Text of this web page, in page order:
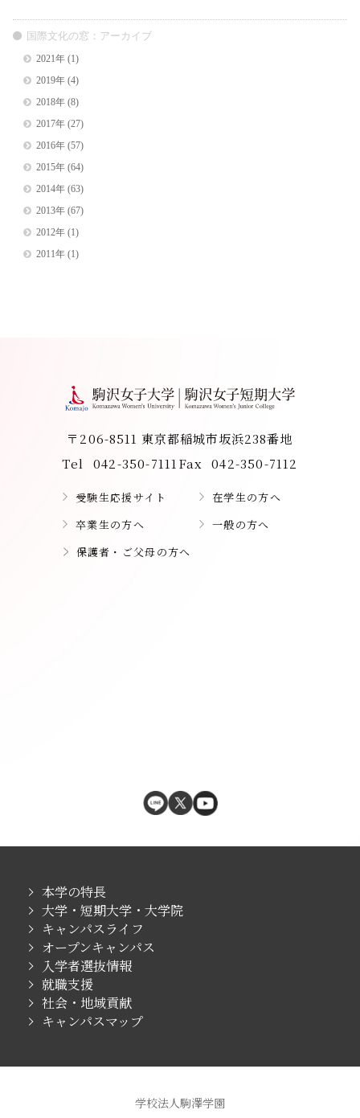
国際文化の窓：アーカイブ
2021年(1)
2019年(4)
2018年(8)
2017年(27)
2016年(57)
2015年(64)
2014年(63)
2013年(67)
2012年(1)
2011年(1)
〒206-8511 東京都稲城市坂浜238番地
Tel
042-350-7111 Fax 042-350-7112
受験生応援サイト
在学生の方へ
卒業生の方へ
一般の方へ
保護者・ご父母の方へ
本学の特長
大学・短期大学・大学院
キャンパスライフ
オープンキャンパス
入学者選抜情報
就職支援
社会・地域貢献
キャンパスマップ
学校法人駒澤学園